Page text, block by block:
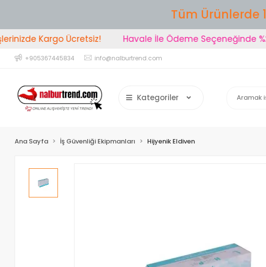
Tüm Ürünlerde
Kargo Ücretsiz! Havale İle Ödeme Seçeneğinde %2
+905367445834 info@nalburtrend.com
Kategoriler
Ana Sayfa İş Güvenliği Ekipmanları Hijyenik Eldiven